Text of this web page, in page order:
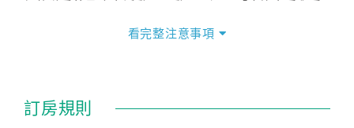
價」之當日價格為標準。
話方式異動訂單。
看完整注意事項
訂房規則